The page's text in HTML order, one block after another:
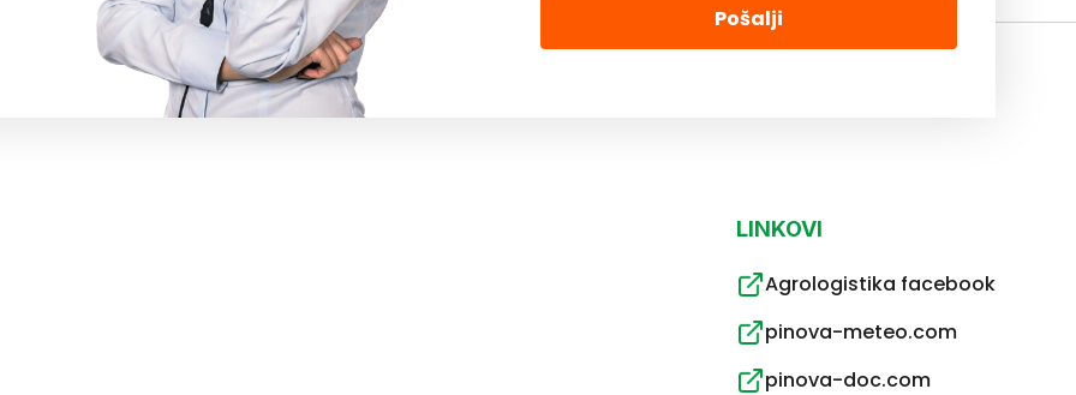
Pošalji
LINKOVI
Agrologistika facebook
pinova-meteo.com
pinova-doc.com